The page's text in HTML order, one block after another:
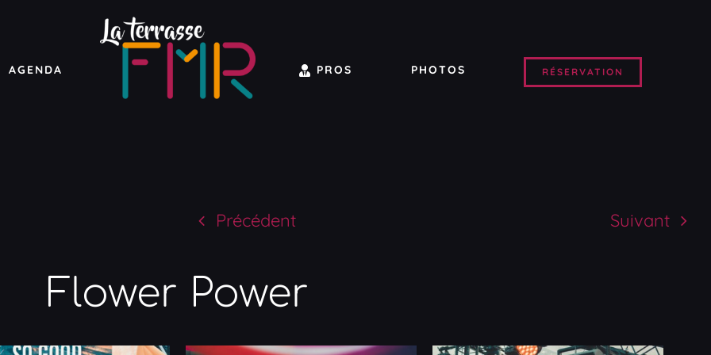
AGENDA PROS PHOTOS RÉSERVATION
Précédent Suivant
Flower Power